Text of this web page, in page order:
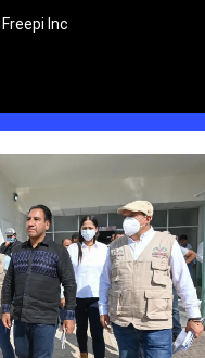
Freepi Inc